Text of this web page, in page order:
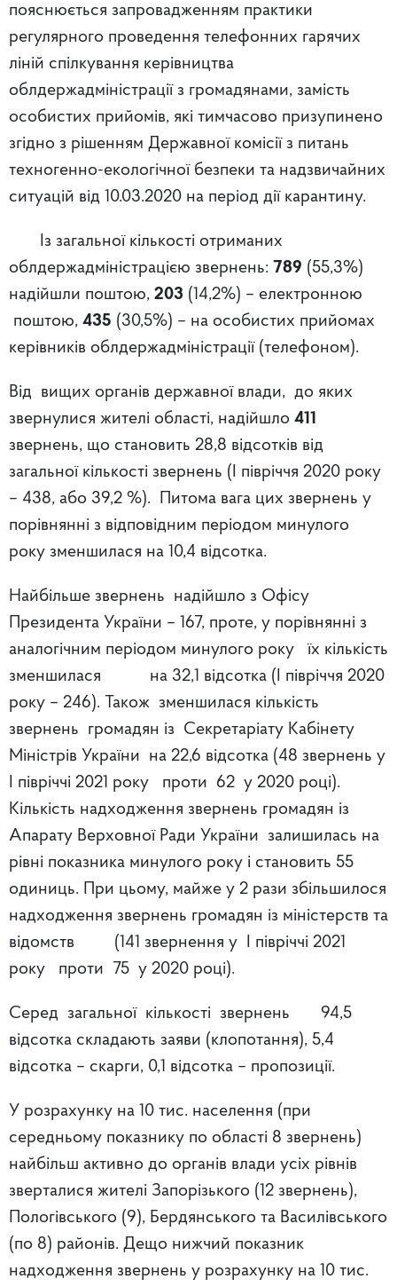
пояснюється запровадженням практики
регулярного проведення телефонних гарячих
ліній спілкування керівництва
облдержадміністрації з громадянами, замість
особистих прийомів, які тимчасово призупинено
згідно з рішенням Державної комісії з питань
техногенно-екологічної безпеки та надзвичайних
ситуацій від 10.03.2020 на період дії карантину.
Із загальної кількості отриманих
облдержадміністрацією звернень: 789 (55,3%)
надійшли поштою, 203 (14,2%) – електронною
поштою, 435 (30,5%) – на особистих прийомах
керівників облдержадміністрації (телефоном).
Від вищих органів державної влади, до яких
звернулися жителі області, надійшло 411
звернень, що становить 28,8 відсотків від
загальної кількості звернень (І півріччя 2020 року
– 438, або 39,2 %). Питома вага цих звернень у
порівнянні з відповідним періодом минулого
року зменшилася на 10,4 відсотка.
Найбільше звернень надійшло з Офісу
Президента України – 167, проте, у порівнянні з
аналогічним періодом минулого року їх кількість
зменшилася на 32,1 відсотка (І півріччя 2020
року – 246). Також зменшилася кількість
звернень громадян із Секретаріату Кабінету
Міністрів України на 22,6 відсотка (48 звернень у
І півріччі 2021 року проти 62 у 2020 році).
Кількість надходження звернень громадян із
Апарату Верховної Ради України залишилась на
рівні показника минулого року і становить 55
одиниць. При цьому, майже у 2 рази збільшилося
надходження звернень громадян із міністерств та
відомств (141 звернення у І півріччі 2021
року проти 75 у 2020 році).
Серед загальної кількості звернень 94,5
відсотка складають заяви (клопотання), 5,4
відсотка – скарги, 0,1 відсотка – пропозиції.
У розрахунку на 10 тис. населення (при
середньому показнику по області 8 звернень)
найбільш активно до органів влади усіх рівнів
зверталися жителі Запорізького (12 звернень),
Пологівського (9), Бердянського та Василівського
(по 8) районів. Дещо нижчий показник
надходження звернень у розрахунку на 10 тис.